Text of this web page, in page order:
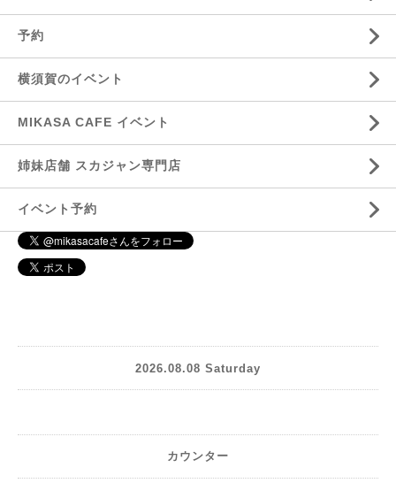
予約
横須賀のイベント
MIKASA CAFE イベント
姉妹店舗 スカジャン専門店
イベント予約
2026.08.08 Saturday
カウンター